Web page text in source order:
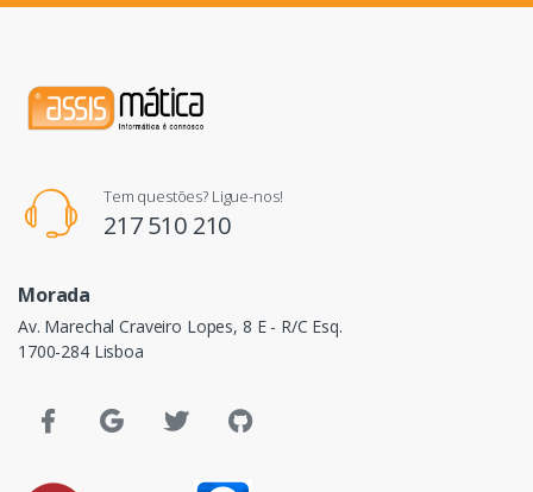
Tem questões? Ligue-nos!
217 510 210
Morada
Av. Marechal Craveiro Lopes, 8 E - R/C Esq.
1700-284 Lisboa